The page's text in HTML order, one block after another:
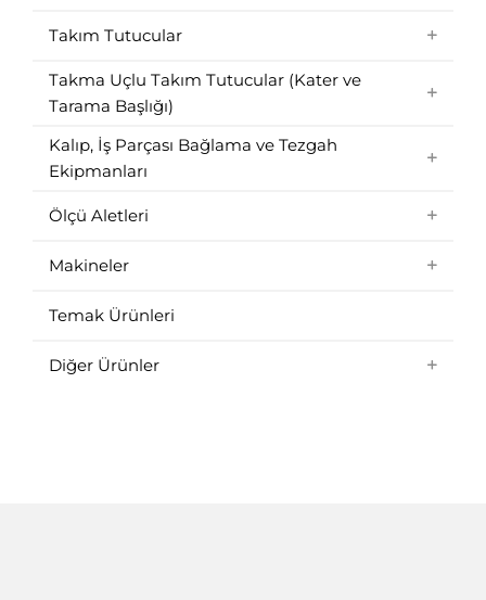
Takım Tutucular
Takma Uçlu Takım Tutucular (Kater ve
Tarama Başlığı)
Kalıp, İş Parçası Bağlama ve Tezgah
Ekipmanları
Ölçü Aletleri
Makineler
Temak Ürünleri
Diğer Ürünler